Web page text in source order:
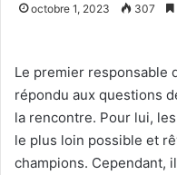
octobre 1, 2023 307
Le premier responsable
répondu aux questions
la rencontre. Pour lui,
le plus loin possible et
champions. Cependant,